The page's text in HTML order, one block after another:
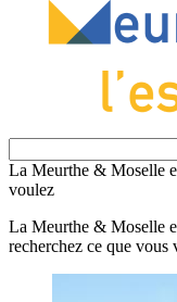
La Meurthe & Moselle
voulez
La Meurthe & Moselle
recherchez ce que vous